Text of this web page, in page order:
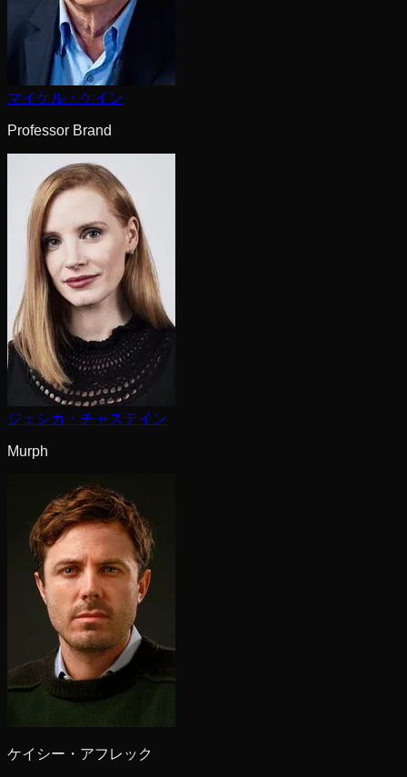
マイケル・ケイン
Professor Brand
ジェシカ・チャステイン
Murph
ケイシー・アフレック